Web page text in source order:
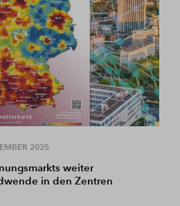
2025
weiter
in den Zentren